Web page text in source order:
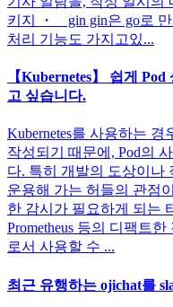
키지 ・ gin gin은 go로
처리 기능도 가지고있...
【Kubernetes】 쉽게
고 싶습니다.
Kubernetes를 사용하는
작성되기 때문에, Pod의
다. 특히 개발의 도상이나
운용해 가는 허들의 관점
한 감시가 필요하게 되는
Prometheus 등의 디팩트
로서 사용할 수 ...
최근 유행하는 ojichat를